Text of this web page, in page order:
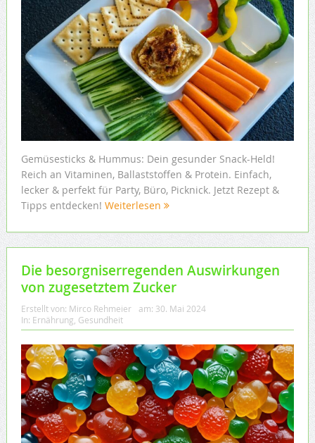
Gemüsesticks & Hummus: Dein gesunder Snack-Held!
Reich an Vitaminen, Ballaststoffen & Protein. Einfach,
lecker & perfekt für Party, Büro, Picknick. Jetzt Rezept &
Tipps entdecken! Weiterlesen
Die besorgniserregenden Auswirkungen
von zugesetztem Zucker
Erstellt von: Mirco Rehmeier am: 30. Mai 2024
In: Ernährung Gesundheit